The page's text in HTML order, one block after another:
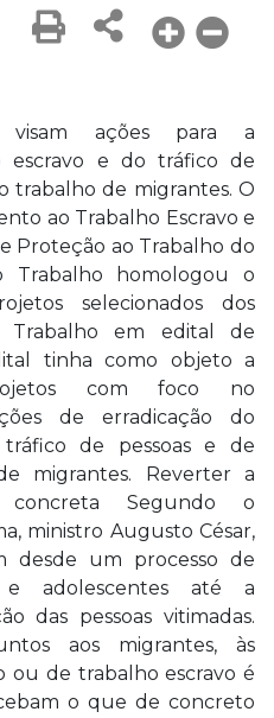
visam ações para a
escravo e do tráfico de
trabalho de migrantes. O
ao Trabalho Escravo e
Proteção ao Trabalho do
Trabalho homologou o
selecionados dos
Trabalho em edital de
tinha como objeto a
com foco no
de erradicação do
de pessoas e de
migrantes. Reverter a
Segundo o
ministro Augusto César,
desde um processo de
adolescentes até a
das pessoas vitimadas.
aos migrantes, às
ou de trabalho escravo é
o que de concreto